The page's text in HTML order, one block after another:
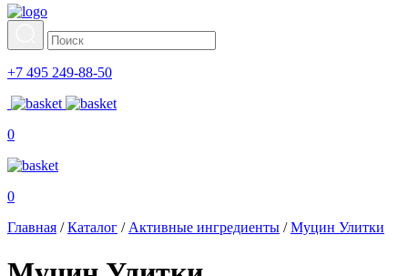
+7 495 249-88-50
0
0
Главная /Каталог /Активные ингредиенты /Муцин Улитки